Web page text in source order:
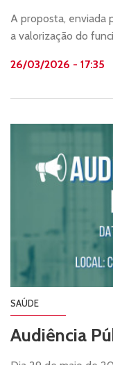
A proposta, enviada
a valorização do
26/03/2026 - 17:35
SAÚDE
Audiência